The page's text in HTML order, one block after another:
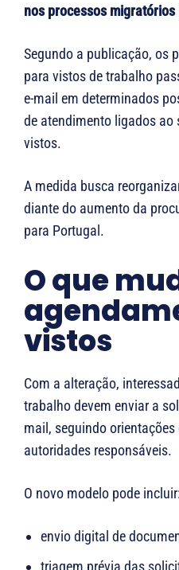
nos processos
Segundo a publicação, os
para vistos de trabalho
e-mail em determinados
de atendimento ligados ao
vistos.
A medida busca
diante do aumento da
para Portugal.
O que
vistos
Com a alteração,
trabalho devem enviar a
mail, seguindo
autoridades responsáveis.
O novo modelo pode incluir:
envio digital de
triagem prévia das